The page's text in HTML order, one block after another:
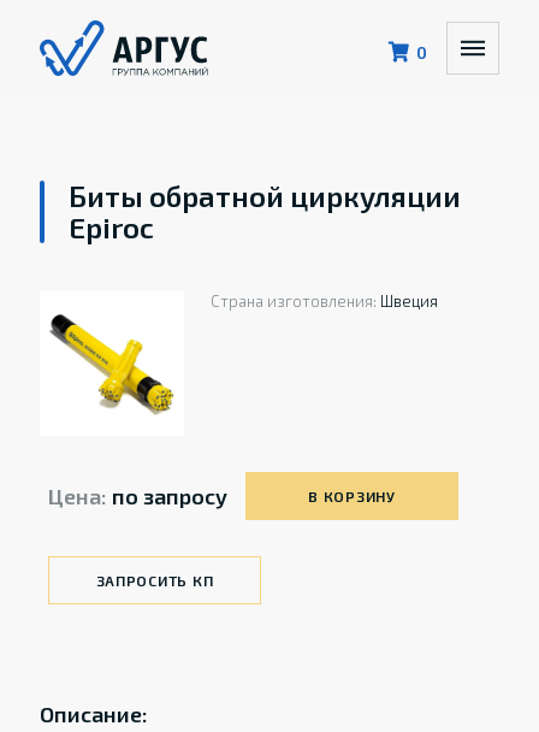
0
Биты обратной циркуляции
Epiroc
Страна изготовления: Швеция
Цена: по запросу В КОРЗИНУ
ЗАПРОСИТЬ КП
Описание: